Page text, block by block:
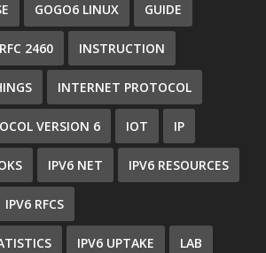
GOGO6 LINUX GUIDE
2460 INSTRUCTION
INTERNET PROTOCOL
VERSION 6 IOT IP
IPV6 NET IPV6 RESOURCES
IPV6 RFCS
IPV6 UPTAKE LAB